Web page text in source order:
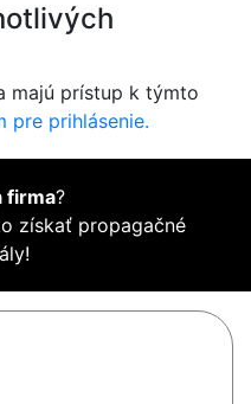
majú prístup k týmto
pre prihlásenie.
firma?
získať propagačné